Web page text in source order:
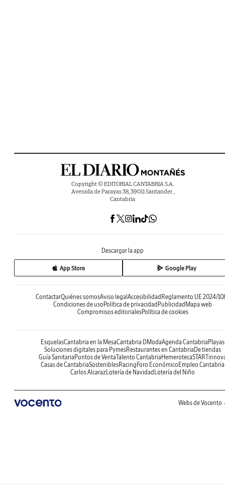
Copyright © EDITORIAL CANTABRIA S.A.
Avenida de Parayas 38, 39011 Santander ,
Cantabria
Descargar la app
App Store Google Play
ContactarQuiénes somosAviso legal Accesibilidad Reglamento UE 2024/
Condiciones de uso Política de privacidad Publicidad Mapa web
Compromisos editorialesPolítica de cookies
EsquelasCantabria en la MesaCantabria DModaAgenda Cantabria Playas
Soluciones digitales para PymesRestaurantes en Cantabria De tiendas
Guía Sanitaria Puntos de VentaTalento Cantabria Hemeroteca
Casas de CantabriaSosteniblesRacing Foro Económico Empleo Cantabria
Carlos AlcarazLotería de Navidad Lotería del Niño
Webs de Vocento